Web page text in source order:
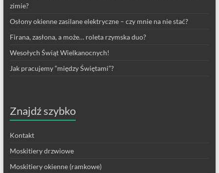
zimie?
Osłony okienne zasilane elektryczne – czy mnie na nie stać?
Firana, zasłona, a może… roleta rzymska duo?
Wesołych Świąt Wielkanocnych!
Jak pracujemy “między Świętami”?
Znajdź szybko
Kontakt
Moskitiery drzwiowe
Moskitiery okienne (ramkowe)